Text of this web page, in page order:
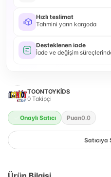
Hızlı teslimat
Tahmini yarın kargoda
Desteklenen iade
İade ve değişim
TOONTOYKİDS
0 Takipçi
Onaylı Satıcı Puan0.0
Satıcıya